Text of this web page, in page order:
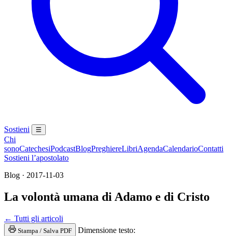
Sostieni ☰
Chi
sonoCatechesiPodcastBlogPreghiereLibriAgendaCalendarioContatti
Sostieni l’apostolato
Blog · 2017-11-03
La volontà umana di Adamo e di Cristo
← Tutti gli articoli
Stampa / Salva PDF Dimensione testo: